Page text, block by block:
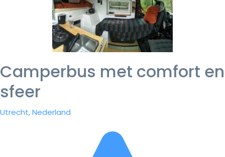
Camperbus met comfort en
sfeer
Utrecht, Nederland